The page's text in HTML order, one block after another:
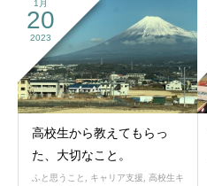
1月
20
2023
高校生から教えてもらっ
た、大切なこと。
ふと思うこと キャリア支援
高校生キ